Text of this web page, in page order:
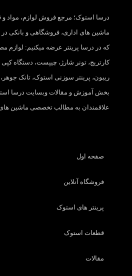
درسا استوک؛ مرجع فروش لوازم، مواد
ماشین های اداری، فروشگاهی و بانکی در
که در درسا پرینتر عرضه میکنیم: لوازم
کارتریج، تونر شارژ، چیپست، دستگاه کپی
ریبون، پرینتر سوزنی استوک، تانک
بخش آموزش و مقالات وبسایت درسا
علاقمندان به مطالب تخصصی ماشین های
صفحه اول
فروشگاه آنلاین
پرینتر های استوک
قطعات استوک
مقالات